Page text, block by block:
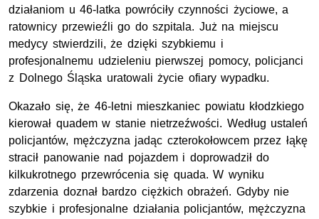
działaniom u 46-latka powróciły czynności życiowe, a
ratownicy przewieźli go do szpitala. Już na miejscu
medycy stwierdzili, że dzięki szybkiemu i
profesjonalnemu udzieleniu pierwszej pomocy, policjanci
z Dolnego Śląska uratowali życie ofiary wypadku.
Okazało się, że 46-letni mieszkaniec powiatu kłodzkiego
kierował quadem w stanie nietrzeźwości. Według ustaleń
policjantów, mężczyzna jadąc czterokołowcem przez łąkę
stracił panowanie nad pojazdem i doprowadził do
kilkukrotnego przewrócenia się quada. W wyniku
zdarzenia doznał bardzo ciężkich obrażeń. Gdyby nie
szybkie i profesjonalne działania policjantów, mężczyzna